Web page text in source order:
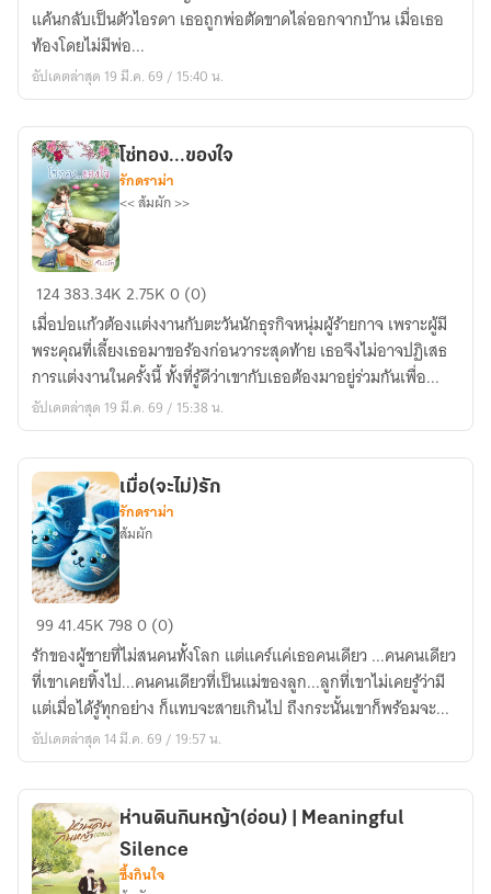
เป็น
รัก
(มี
ภาค2
นะ)
แค้นกลับเป็นตัวไอรดา เธอถูกพ่อตัดขาดไล่ออกจากบ้าน เมื่อเธอ
ท้องโดยไม่มีพ่อ...
อัปเดตล่าสุด 19 มี.ค. 69 / 15:40 น.
โซ่
ทอง...ของ
ใจ
โซ่ทอง...ของใจ
รักดราม่า
<< ส้มผัก >>
124383.34K2.75K0 (0)
เมื่อปอแก้วต้องแต่งงานกับตะวันนักธุรกิจหนุ่มผู้ร้ายกาจ เพราะผู้มี
พระคุณที่เลี้ยงเธอมาขอร้องก่อนวาระสุดท้าย เธอจึงไม่อาจปฏิเสธ
การแต่งงานในครั้งนี้ ทั้งที่รู้ดีว่าเขากับเธอต้องมาอยู่ร่วมกันเพื่อ...
อัปเดตล่าสุด 19 มี.ค. 69 / 15:38 น.
เมื่อ(จะ
ไม่)รัก
เมื่อ(จะไม่)รัก
รักดราม่า
ส้มผัก
9941.45K7980 (0)
รักของผู้ชายที่ไม่สนคนทั้งโลก แต่แคร์แค่เธอคนเดียว ...คนคนเดียว
ที่เขาเคยทิ้งไป...คนคนเดียวที่เป็นแม่ของลูก...ลูกที่เขาไม่เคยรู้ว่ามี
แต่เมื่อได้รู้ทุกอย่าง ก็แทบจะสายเกินไป ถึงกระนั้นเขาก็พร้อมจะ...
อัปเดตล่าสุด 14 มี.ค. 69 / 19:57 น.
ห่านดินกินหญ้า(อ่อน) | Meaningful
Silence
ซึ้งกินใจ